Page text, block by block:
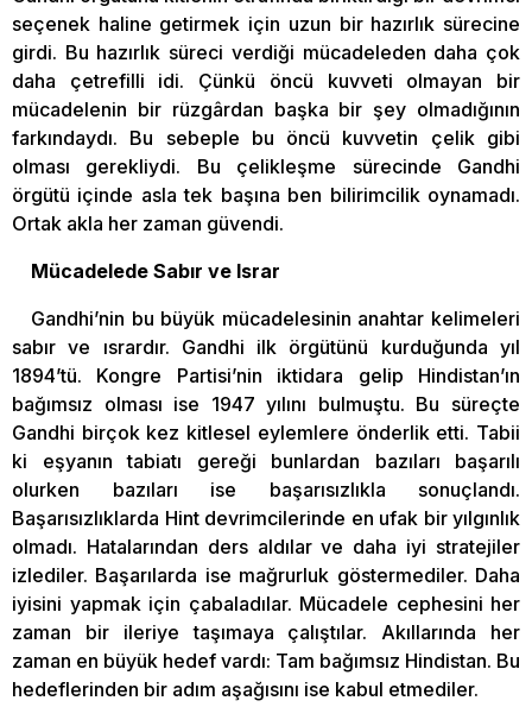
seçenek haline getirmek için uzun bir hazırlık sürecine
girdi. Bu hazırlık süreci verdiği mücadeleden daha çok
daha çetrefilli idi. Çünkü öncü kuvveti olmayan bir
mücadelenin bir rüzgârdan başka bir şey olmadığının
farkındaydı. Bu sebeple bu öncü kuvvetin çelik gibi
olması gerekliydi. Bu çelikleşme sürecinde Gandhi
örgütü içinde asla tek başına ben bilirimcilik oynamadı.
Ortak akla her zaman güvendi.
Mücadelede Sabır ve Israr
Gandhi’nin bu büyük mücadelesinin anahtar kelimeleri
sabır ve ısrardır. Gandhi ilk örgütünü kurduğunda yıl
1894’tü. Kongre Partisi’nin iktidara gelip Hindistan’ın
bağımsız olması ise 1947 yılını bulmuştu. Bu süreçte
Gandhi birçok kez kitlesel eylemlere önderlik etti. Tabii
ki eşyanın tabiatı gereği bunlardan bazıları başarılı
olurken bazıları ise başarısızlıkla sonuçlandı.
Başarısızlıklarda Hint devrimcilerinde en ufak bir yılgınlık
olmadı. Hatalarından ders aldılar ve daha iyi stratejiler
izlediler. Başarılarda ise mağrurluk göstermediler. Daha
iyisini yapmak için çabaladılar. Mücadele cephesini her
zaman bir ileriye taşımaya çalıştılar. Akıllarında her
zaman en büyük hedef vardı: Tam bağımsız Hindistan. Bu
hedeflerinden bir adım aşağısını ise kabul etmediler.